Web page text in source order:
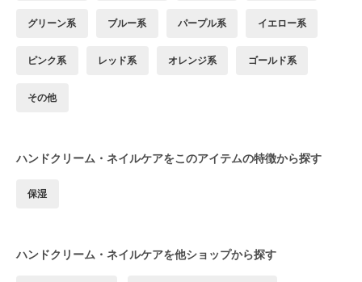
グリーン系 ブルー系 パープル系 イエロー系
ピンク系 レッド系 オレンジ系 ゴールド系
その他
ハンドクリーム・ネイルケアをこのアイテムの特徴から探す
保湿
ハンドクリーム・ネイルケアを他ショップから探す